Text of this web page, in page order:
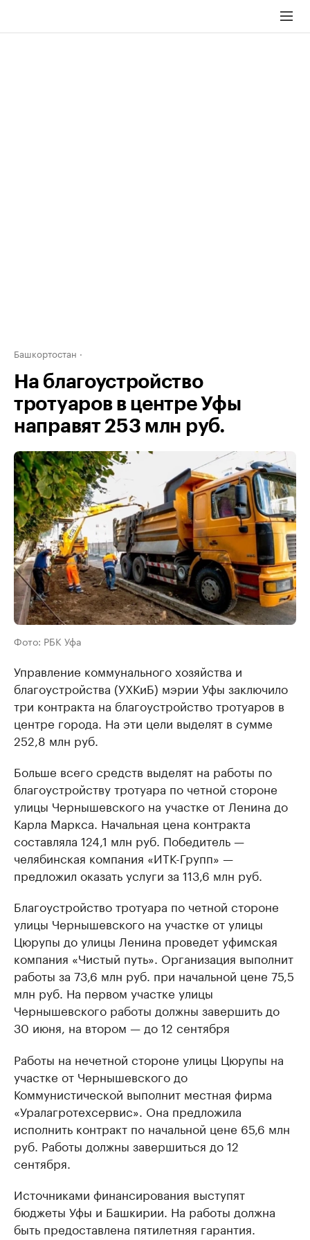
Башкортостан
На благоустройство
тротуаров в центре Уфы
направят 253 млн руб.
Фото: РБК Уфа
Управление коммунального хозяйства и
благоустройства (УХКиБ) мэрии Уфы заключило
три контракта на благоустройство тротуаров в
центре города. На эти цели выделят в сумме
252,8 млн руб.
Больше всего средств выделят на работы по
благоустройству тротуара по четной стороне
улицы Чернышевского на участке от Ленина до
Карла Маркса. Начальная цена контракта
составляла 124,1 млн руб. Победитель —
челябинская компания «ИТК-Групп» —
предложил оказать услуги за 113,6 млн руб.
Благоустройство тротуара по четной стороне
улицы Чернышевского на участке от улицы
Цюрупы до улицы Ленина проведет уфимская
компания «Чистый путь». Организация выполнит
работы за 73,6 млн руб. при начальной цене 75,5
млн руб. На первом участке улицы
Чернышевского работы должны завершить до
30 июня, на втором — до 12 сентября
Работы на нечетной стороне улицы Цюрупы на
участке от Чернышевского до
Коммунистической выполнит местная фирма
«Уралагротехсервис». Она предложила
исполнить контракт по начальной цене 65,6 млн
руб. Работы должны завершиться до 12
сентября.
Источниками финансирования выступят
бюджеты Уфы и Башкирии. На работы должна
быть предоставлена пятилетняя гарантия.